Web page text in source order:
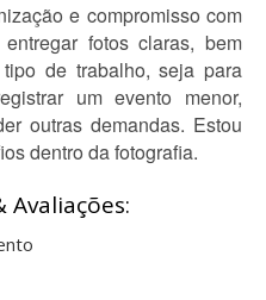
e compromisso com
fotos claras, bem
de trabalho, seja para
um evento menor,
outras demandas. Estou
dentro da fotografia.